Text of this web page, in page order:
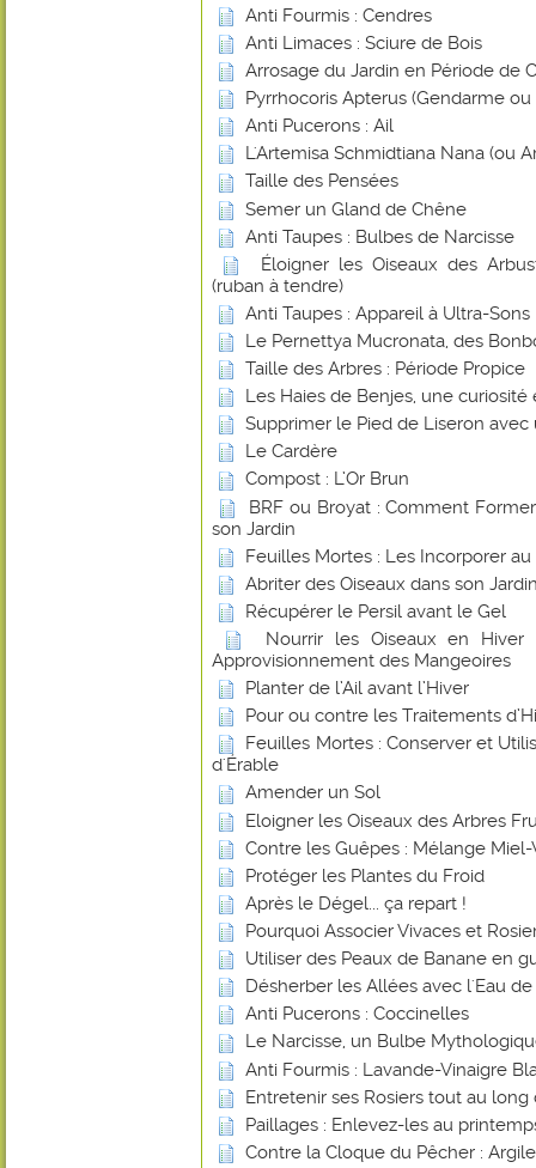
Anti Fourmis : Cendres
Anti Limaces : Sciure de Bois
Arrosage du Jardin en Période de
Pyrrhocoris Apterus (Gendarme ou
Anti Pucerons : Ail
L'Artemisa Schmidtiana Nana (ou
Taille des Pensées
Semer un Gland de Chêne
Anti Taupes : Bulbes de Narcisse
Éloigner les Oiseaux des
(ruban à tendre)
Anti Taupes : Appareil à Ultra-Sons
Le Pernettya Mucronata, des
Taille des Arbres : Période Propice
Les Haies de Benjes, une
Supprimer le Pied de Liseron
Le Cardère
Compost : L’Or Brun
BRF ou Broyat : Comment
son Jardin
Feuilles Mortes : Les Incorporer
Abriter des Oiseaux dans son
Récupérer le Persil avant le Gel
Nourrir les Oiseaux en
Approvisionnement des Mangeoires
Planter de l’Ail avant l’Hiver
Pour ou contre les Traitements
Feuilles Mortes : Conserver et
d'Érable
Amender un Sol
Eloigner les Oiseaux des Arbres
Contre les Guêpes : Mélange Miel-
Protéger les Plantes du Froid
Après le Dégel... ça repart !
Pourquoi Associer Vivaces et
Utiliser des Peaux de Banane en
Désherber les Allées avec l'Eau
Anti Pucerons : Coccinelles
Le Narcisse, un Bulbe
Anti Fourmis : Lavande-Vinaigre
Entretenir ses Rosiers tout au long
Paillages : Enlevez-les au
Contre la Cloque du Pêcher : Argile